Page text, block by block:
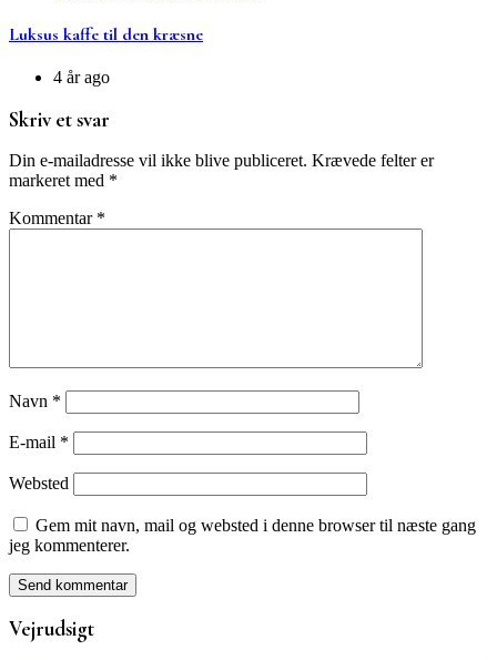
Luksus kaffe til den kræsne
4 år ago
Skriv et svar
Din e-mailadresse vil ikke blive publiceret. Krævede felter er
markeret med *
Kommentar *
Navn *
E-mail *
Websted
Gem mit navn, mail og websted i denne browser til næste gang
jeg kommenterer.
Vejrudsigt